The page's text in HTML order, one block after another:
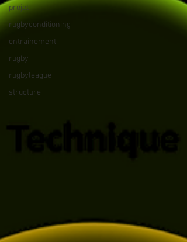
projet
rugbyconditioning
entrainement
rugby
rugbyleague
structure